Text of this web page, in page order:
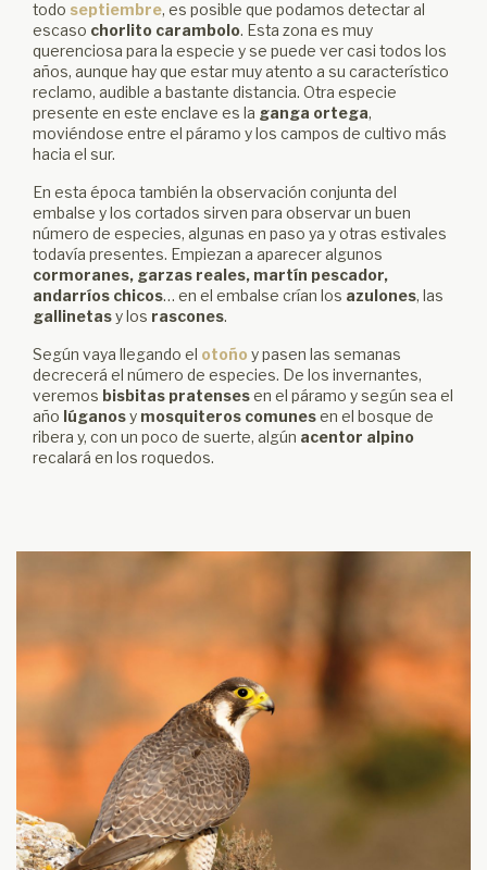
todo septiembre, es posible que podamos detectar al
escaso chorlito carambolo. Esta zona es muy
querenciosa para la especie y se puede ver casi todos los
años, aunque hay que estar muy atento a su característico
reclamo, audible a bastante distancia. Otra especie
presente en este enclave es la ganga ortega,
moviéndose entre el páramo y los campos de cultivo más
hacia el sur.
En esta época también la observación conjunta del
embalse y los cortados sirven para observar un buen
número de especies, algunas en paso ya y otras estivales
todavía presentes. Empiezan a aparecer algunos
cormoranes, garzas reales, martín pescador,
andarríos chicos… en el embalse crían los azulones, las
gallinetasy los rascones.
Según vaya llegando el otoño y pasen las semanas
decrecerá el número de especies. De los invernantes,
veremos bisbitas pratensesen el páramo y según sea el
año lúganosy mosquiteros comunesen el bosque de
ribera y, con un poco de suerte, algún acentor alpino
recalará en los roquedos.